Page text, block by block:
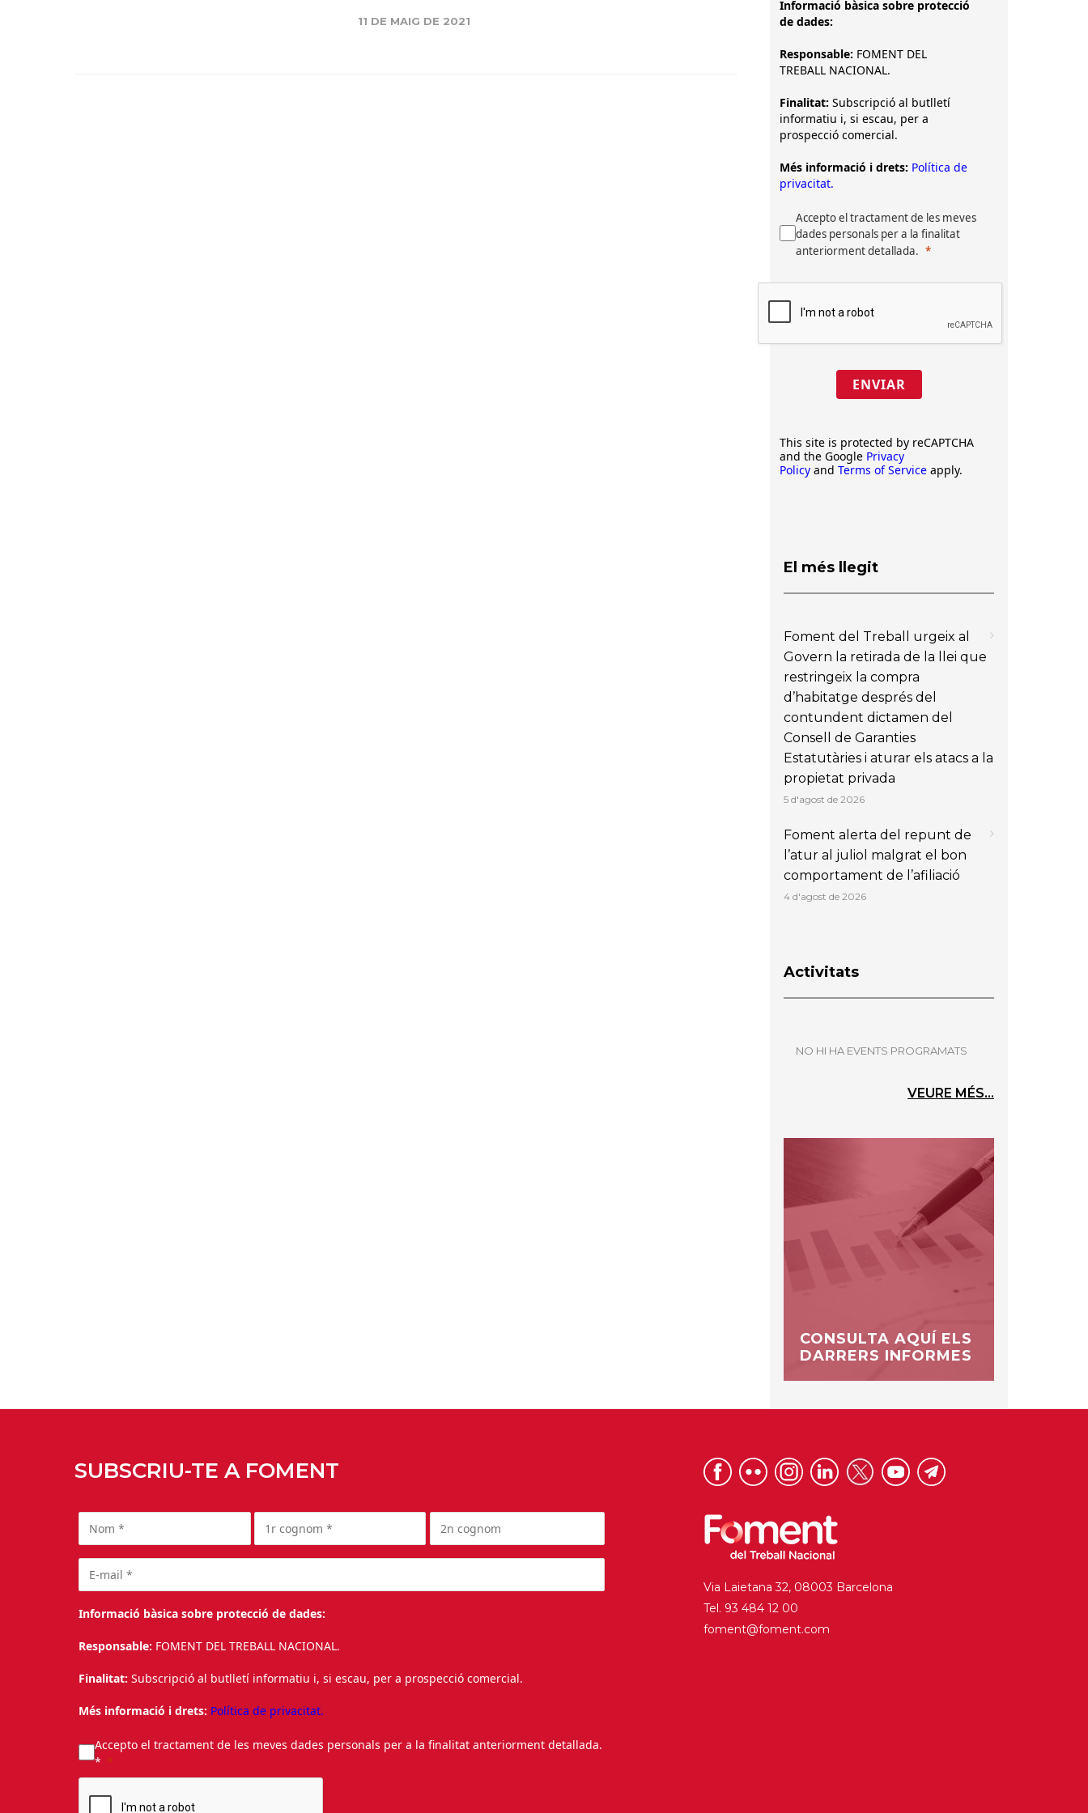
11 DE MAIG DE 2021
Informació bàsica sobre protecció
de dades:
Responsable: FOMENT DEL
TREBALL NACIONAL.
Finalitat: Subscripció al butlletí
informatiu i, si escau, per a
prospecció comercial.
Més informació i drets: Política de
privacitat.
Accepto el tractament de les meves
dades personals per a la finalitat
anteriorment detallada.
ENVIAR
This site is protected by reCAPTCHA
and the Google Privacy
Policy and Terms of Service apply.
El més llegit
Foment del Treball urgeix al
Govern la retirada de la llei que
restringeix la compra
d’habitatge després del
contundent dictamen del
Consell de Garanties
Estatutàries i aturar els atacs a la
propietat privada
5 d'agost de 2026
Foment alerta del repunt de
l’atur al juliol malgrat el bon
comportament de l’afiliació
4 d'agost de 2026
Activitats
NO HI HA EVENTS PROGRAMATS
VEURE MÉS...
CONSULTA AQUÍ ELS
DARRERS INFORMES
SUBSCRIU-TE A FOMENT
Informació bàsica sobre protecció de dades:
Responsable: FOMENT DEL TREBALL NACIONAL.
Finalitat: Subscripció al butlletí informatiu i, si escau, per a prospecció comercial.
Més informació i drets: Política de privacitat.
Accepto el tractament de les meves dades personals per a la finalitat anteriorment detallada.
*
Via Laietana 32, 08003 Barcelona
Tel. 93 484 12 00
foment@foment.com